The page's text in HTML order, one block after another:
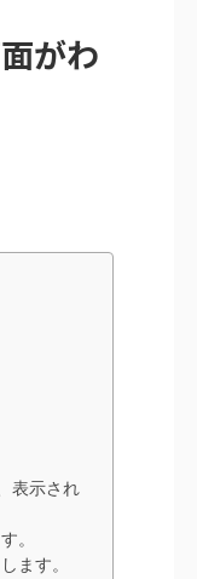
がわ
表示され
。
ます。